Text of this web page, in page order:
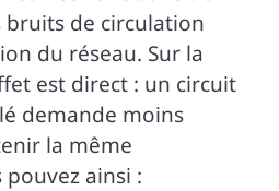
de circulation
du réseau. Sur la
est direct : un circuit
demande moins
la même
ainsi :